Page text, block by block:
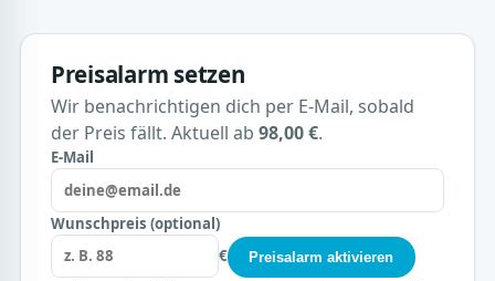
Preisalarm setzen
Wir benachrichtigen dich per E-Mail, sobald
der Preis fällt. Aktuell ab 98,00 €.
E-Mail
Wunschpreis (optional)
€
Preisalarm aktivieren